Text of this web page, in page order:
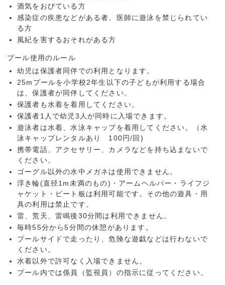
酒気をおびている方
感染症の疾患などがある者、医師に遊泳を禁じられてい
る方
風紀を害するおそれがある方
プール使用のルール
幼児は保護者同伴での利用となります。
25mプールを小学校2年生以下の子どもが利用する場合
は、保護者が同伴してください。
保護者も水着を着用してください。
保護者1人で幼児3人が同時に入場できます。
遊泳者は水着、水泳キャップを着用してください。（水
泳キャップレンタルあり 100円/回)
携帯電話、アクセサリー、カメラなどを持ち込まないで
ください。
ゴーグル以外の水中メガネは使用できません。
浮き輪(直径1m未満のもの)・アームヘルパー・ライフジ
ャケット・ビート板は利用可能です。その他の遊具・用
具の利用は禁止です。
雷、荒天、雷鳴後30分間は利用できません。
毎時55分から5分間の休憩があります。
プールサイドで走ったり、危険な遊戯などは行わないで
ください。
水着以外で許可なく入場できません。
プール内では係員（監視員）の指示に従ってください。